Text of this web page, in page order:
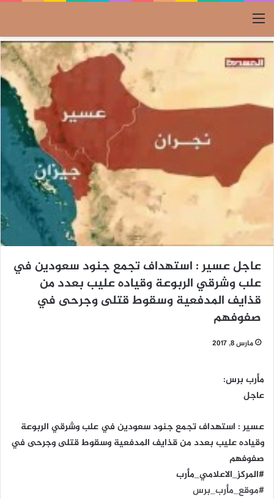
القائمة
عاجل عسير : استهداف تجمع جنود سعودين في
علب وشرقي الربوعة وقياده عليب بعدد من
قذايف المدفعية وسقوط قتلى وجرحى في
صفوفهم
مارس 8, 2017
مأرب برس:
عاجل
عسير : استهداف تجمع جنود سعودين في علب وشرقي الربوعة
وقياده عليب بعدد من قذايف المدفعية وسقوط قتلى وجرحى في
صفوفهم
#المركز_الاعلامي_مأرب
#موقع_مأرب_برس